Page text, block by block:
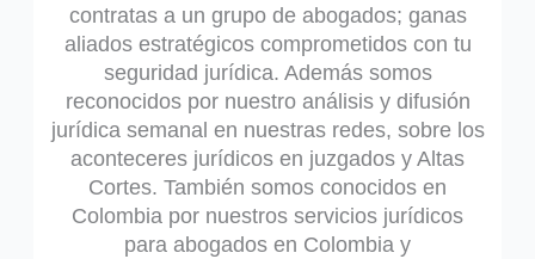
contratas a un grupo de abogados; ganas
aliados estratégicos comprometidos con tu
seguridad jurídica. Además somos
reconocidos por nuestro análisis y difusión
jurídica semanal en nuestras redes, sobre los
aconteceres jurídicos en juzgados y Altas
Cortes. También somos conocidos en
Colombia por nuestros servicios jurídicos
para abogados en Colombia y